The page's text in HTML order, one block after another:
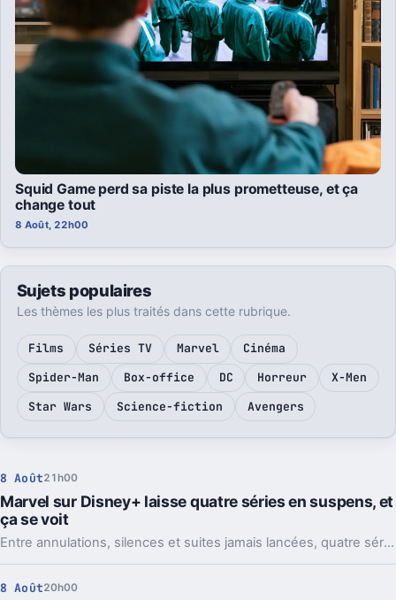
Squid Game perd sa piste la plus prometteuse, et ça
change tout
8 Août, 22h00
Sujets populaires
Les thèmes les plus traités dans cette rubrique.
Films Séries TV Marvel
Cinéma
Spider-Man
Box-office DC Horreur
X-Men
Star Wars
Science-fiction Avengers
8 Août21h00
Marvel sur Disney+ laisse quatre séries en suspens, et
ça se voit
Entre annulations, silences et suites jamais lancées, quatre séries Marvel sur Disney+ laissent des personnages et des intrigues en plan.
8 Août20h00